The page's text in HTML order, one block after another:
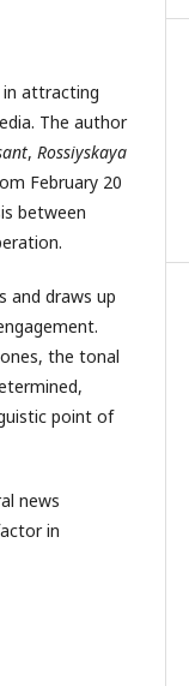
in attracting
The author
, Rossiyskaya
February 20
between
and draws up
the tonal
point of
news
in